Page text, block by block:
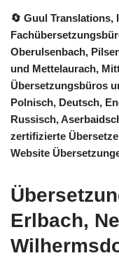
🔄 Guul Translations,
Oberulsenbach,
und Mettelaurach,
Übersetzungsbüros
Polnisch, Deutsch,
Russisch,
zertifizierte
Website
Erlbach,